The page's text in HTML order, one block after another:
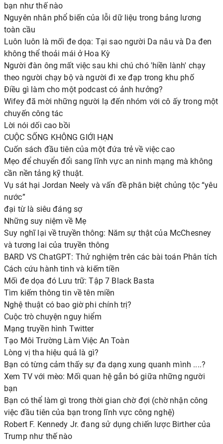
bạn như thế nào
Nguyên nhân phổ biến của lỗi dữ liệu trong bảng lương
toàn cầu
Luôn luôn là mối đe dọa: Tại sao người Da nâu và Da đen
không thể thoải mái ở Hoa Kỳ
Người đàn ông mất việc sau khi chú chó 'hiền lành' chạy
theo người chạy bộ và người đi xe đạp trong khu phố
Điều gì làm cho một podcast có ảnh hưởng?
Wifey đã mời những người lạ đến nhóm với cô ấy trong một
chuyến công tác
Lời nói dối cao bồi
CUỘC SỐNG KHÔNG GIỚI HẠN
Cuốn sách đầu tiên của một đứa trẻ về việc cao
Mẹo để chuyển đổi sang lĩnh vực an ninh mạng mà không
cần nền tảng kỹ thuật.
Vụ sát hại Jordan Neely và vấn đề phân biệt chủng tộc “yêu
nước”
đại từ là siêu đáng sợ
Những suy niệm về Mẹ
Suy nghĩ lại về truyền thông: Năm sự thật của McChesney
và tương lai của truyền thông
BARD VS ChatGPT: Thử nghiệm trên các bài toán Phân tích
Cách cứu hành tinh và kiếm tiền
Mối đe dọa đó Lưu trữ: Tập 7 Black Basta
Tìm kiếm thông tin về tên miền
Nghệ thuật có bao giờ phi chính trị?
Cuộc trò chuyện nguy hiểm
Mạng truyền hình Twitter
Tạo Môi Trường Làm Việc An Toàn
Lòng vị tha hiệu quả là gì?
Bạn có từng cảm thấy sự đa dạng xung quanh mình ....?
Xem TV với mèo: Mối quan hệ gắn bó giữa những người
bạn
Bạn có thể làm gì trong thời gian chờ đợi (chờ nhận công
việc đầu tiên của bạn trong lĩnh vực công nghệ)
Robert F. Kennedy Jr. đang sử dụng chiến lược Birther của
Trump như thế nào